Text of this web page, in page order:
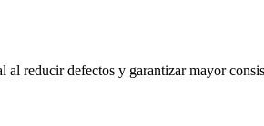
reducir defectos y garantizar mayor